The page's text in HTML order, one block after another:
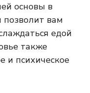
основы в
позволит вам
едой
также
и психическое